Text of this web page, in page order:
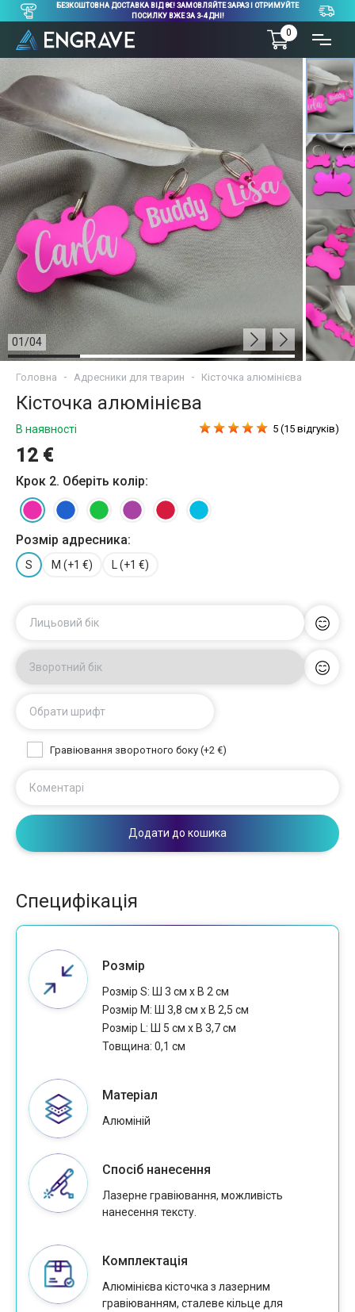
БЕЗКОШТОВНА ДОСТАВКА ВІД 8€! ЗАМОВЛЯЙТЕ ЗАРАЗ І ОТРИМУЙТЕ
ПОСИЛКУ ВЖЕ ЗА 3-4 ДНІ!
0
01 /04
Головна Адресники для тварин Кісточка алюмінієва
Кісточка алюмінієва
В наявності
12 €
5 (15 відгуків)
Крок 2. Оберіть колір:
Розмір адресника:
S M (+1 €) L (+1 €)
Лицьовий бік
Зворотний бік
Обрати шрифт
Гравіювання зворотного боку (+2 €)
Коментарі
Додати до кошика
Специфікація
Розмір
Розмір S: Ш 3 см х В 2 см
Розмір M: Ш 3,8 см х В 2,5 см
Розмір L: Ш 5 см х В 3,7 см
Товщина: 0,1 см
Матеріал
Алюміній
Спосіб нанесення
Лазерне гравіювання, можливість
нанесення тексту.
Комплектація
Алюмінієва кісточка з лазерним
гравіюванням, сталеве кільце для